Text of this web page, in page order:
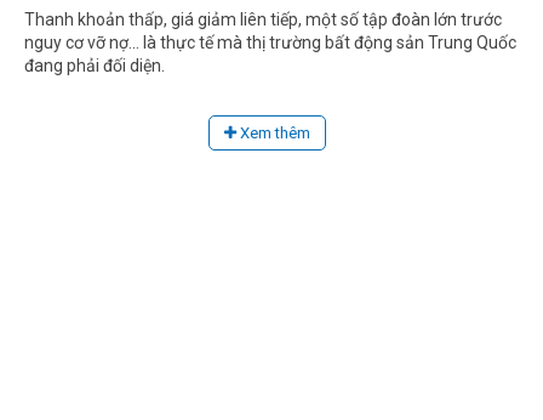
Thanh khoản thấp, giá giảm liên tiếp, một số tập đoàn lớn trước
nguy cơ vỡ nợ... là thực tế mà thị trường bất động sản Trung Quốc
đang phải đối diện.
Xem thêm